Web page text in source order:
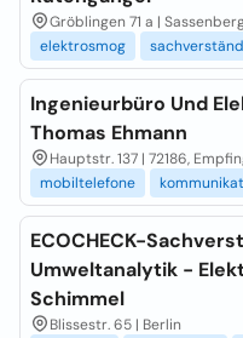
Gröblingen 71 a |
elektrosmog
Ingenieurbüro Und
Thomas Ehmann
Hauptstr. 137 | 72186,
mobiltelefone
ECOCHECK-
Umweltanalytik -
Schimmel
Blissestr. 65 | Berlin